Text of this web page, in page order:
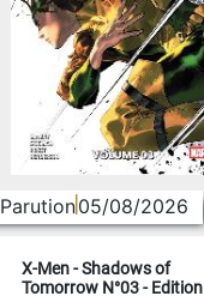
Parution05/08/2026
X-Men - Shadows of
Tomorrow N°03 - Edition